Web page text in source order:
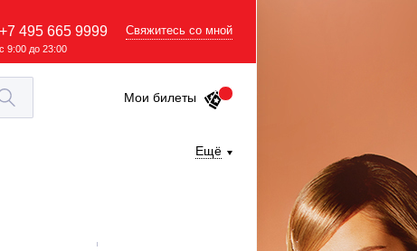
+7 495 665 9999
с 9:00 до 23:00
Свяжитесь со мной
Мои билеты
Ещё